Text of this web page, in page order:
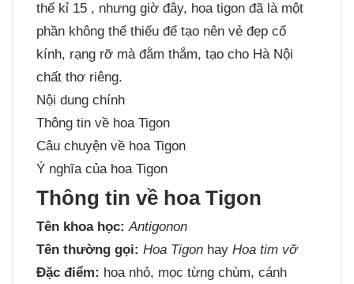
thế kỉ 15 , nhưng giờ đây, hoa tigon đã là một
phần không thể thiếu để tạo nên vẻ đẹp cổ
kính, rạng rỡ mà đằm thắm, tạo cho Hà Nội
chất thơ riêng.
Nội dung chính
Thông tin về hoa Tigon
Câu chuyện về hoa Tigon
Ý nghĩa của hoa Tigon
Thông tin về hoa Tigon
Tên khoa học: Antigonon
Tên thường gọi: Hoa Tigon hay Hoa tim vỡ
Đặc điểm: hoa nhỏ, mọc từng chùm, cánh